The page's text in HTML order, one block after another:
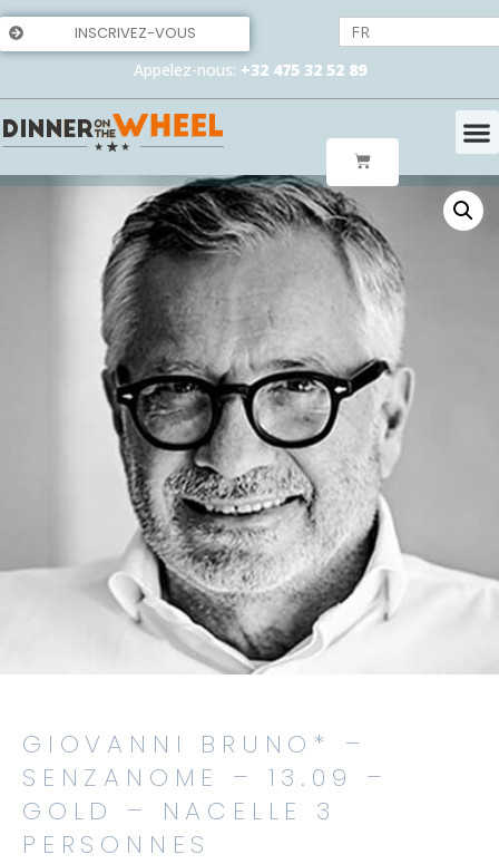
INSCRIVEZ-VOUS
FR
Appelez-nous: +32 475 32 52 89
GIOVANNI BRUNO* –
SENZANOME – 13.09 –
GOLD – NACELLE 3
PERSONNES